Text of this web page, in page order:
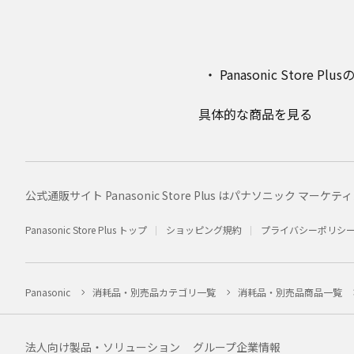
Panasonic Store Plus
具体的な商品を見る
公式通販サイト Panasonic Store Plus はパナソニック マーケテ
Panasonic Store Plus トップ ショッピング規約 プライバシーポリシー
Panasonic 消耗品・別売品カテゴリ一覧 消耗品・別売品商品一覧
法人向け製品・ソリューション グループ企業情報